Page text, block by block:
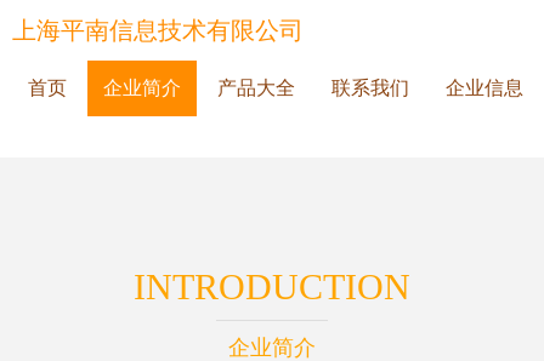
上海平南信息技术有限公司
首页 企业简介 产品大全 联系我们 企业信息
INTRODUCTION
企业简介